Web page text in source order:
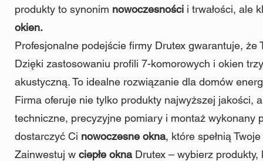
produkty to synonim nowoczesności i trwałości, ale
okien.
Profesjonalne podejście firmy Drutex gwarantuje, że
Dzięki zastosowaniu profili 7-komorowych i okien
akustyczną. To idealne rozwiązanie dla domów
Firma oferuje nie tylko produkty najwyższej jakości,
techniczne, precyzyjne pomiary i montaż wykonany
dostarczyć Ci nowoczesne okna, które spełnią
Zainwestuj w ciepłe oknaDrutex – wybierz